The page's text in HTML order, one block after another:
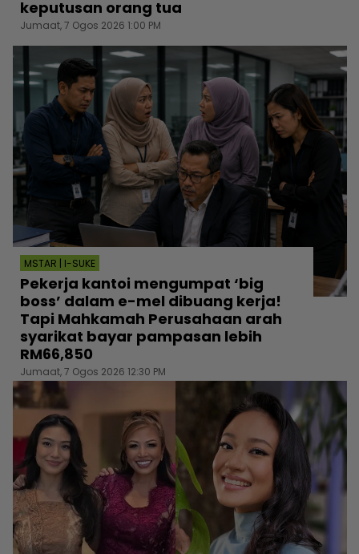
keputusan orang tua
Jumaat, 7 Ogos 2026 1:00 PM
MSTAR | I-SUKE
Pekerja kantoi mengumpat ‘big
boss’ dalam e-mel dibuang kerja!
Tapi Mahkamah Perusahaan arah
syarikat bayar pampasan lebih
RM66,850
Jumaat, 7 Ogos 2026 12:30 PM